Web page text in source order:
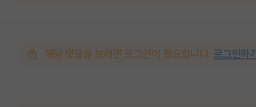
해당 댓글을 보려면 로그인이 필요합니다. 로그인하기